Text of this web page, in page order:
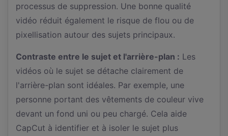
processus de suppression. Une bonne qualité
vidéo réduit également le risque de flou ou de
pixellisation autour des sujets principaux.
Contraste entre le sujet et l'arrière-plan : Les
vidéos où le sujet se détache clairement de
l'arrière-plan sont idéales. Par exemple, une
personne portant des vêtements de couleur vive
devant un fond uni ou peu chargé. Cela aide
CapCut à identifier et à isoler le sujet plus